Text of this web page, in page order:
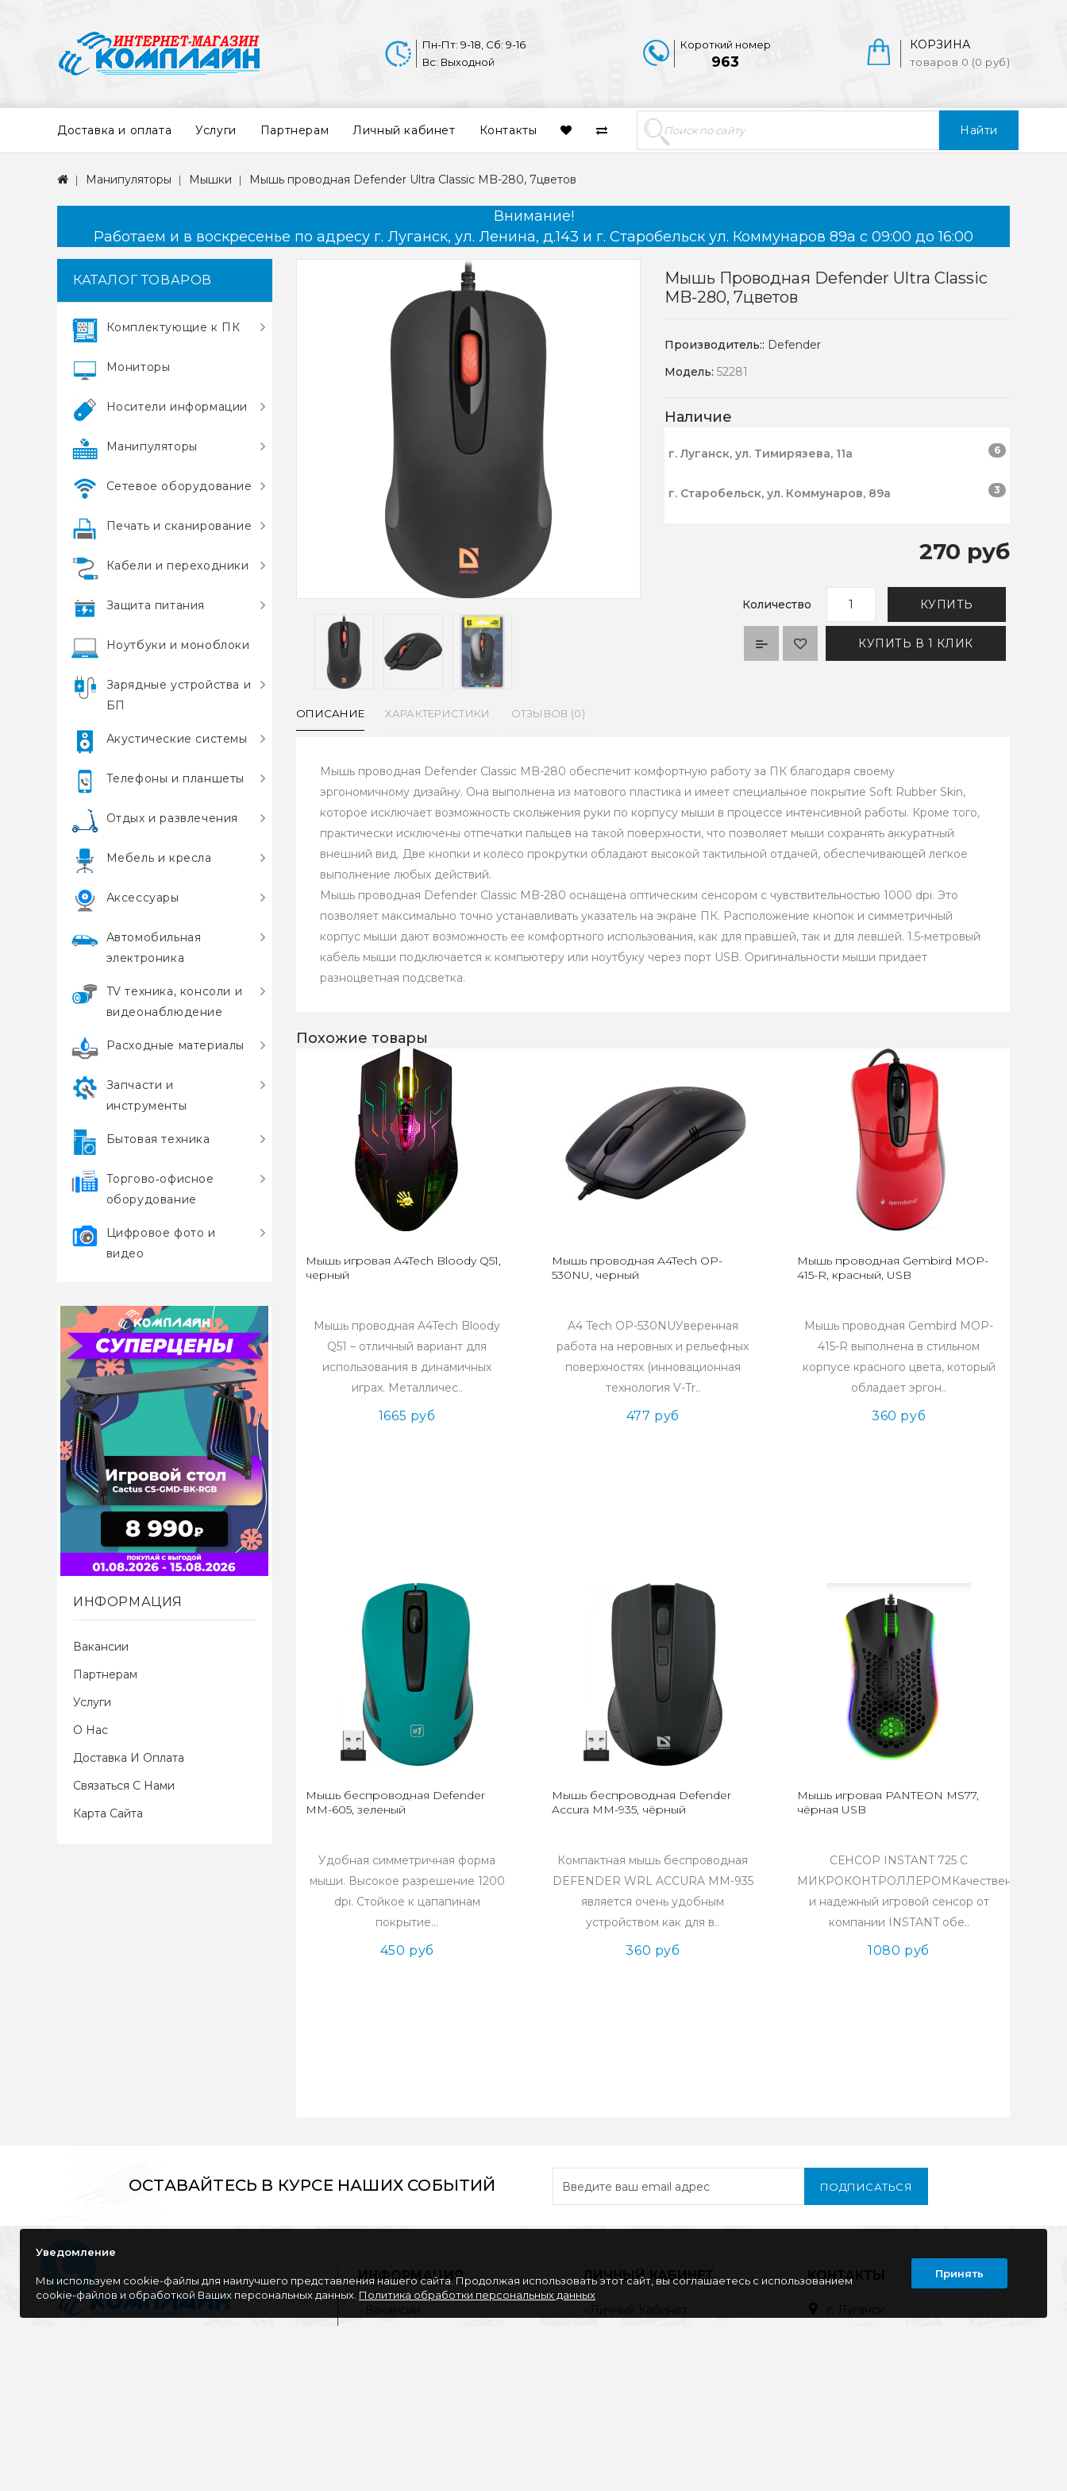
Найти
КОРЗИНА
товаров 0 (0 руб)
Короткий номер
963
Пн-Пт: 9-18, Сб: 9-16
Вс: Выходной
Доставка и оплата Услуги Партнерам Личный кабинет Контакты
Манипуляторы Мышки Мышь проводная Defender Ultra Classic MB-280, 7цветов
Внимание!
Работаем и в воскресенье по адресу г. Луганск, ул. Ленина, д.143 и г. Старобельск ул. Коммунаров 89а с 09:00 до 16:00
КАТАЛОГ ТОВАРОВ
Комплектующие к ПК
Мониторы
Носители информации
Манипуляторы
Сетевое оборудование
Печать и сканирование
Кабели и переходники
Защита питания
Ноутбуки и моноблоки
Зарядные устройства и
БП
Акустические системы
Телефоны и планшеты
Отдых и развлечения
Мебель и кресла
Аксессуары
Автомобильная
электроника
TV техника, консоли и
видеонаблюдение
Расходные материалы
Запчасти и
инструменты
Бытовая техника
Торгово‑офисное
оборудование
Цифровое фото и
видео
ИНФОРМАЦИЯ
Вакансии
Партнерам
Услуги
О Нас
Доставка И Оплата
Связаться С Нами
Карта Сайта
Мышь Проводная Defender Ultra Classic
MB-280, 7цветов
Производитель:: Defender
Модель:52281
Наличие
г. Луганск, ул. Тимирязева, 11а 6
г. Старобельск, ул. Коммунаров, 89а 3
270 руб
Количество КУПИТЬ
КУПИТЬ В 1 КЛИК
ОПИСАНИЕ ХАРАКТЕРИСТИКИ ОТЗЫВОВ (0)
Мышь проводная Defender Classic MB-280 обеспечит комфортную работу за ПК благодаря своему
эргономичному дизайну. Она выполнена из матового пластика и имеет специальное покрытие Soft Rubber Skin,
которое исключает возможность скольжения руки по корпусу мыши в процессе интенсивной работы. Кроме того,
практически исключены отпечатки пальцев на такой поверхности, что позволяет мыши сохранять аккуратный
внешний вид. Две кнопки и колесо прокрутки обладают высокой тактильной отдачей, обеспечивающей легкое
выполнение любых действий.
Мышь проводная Defender Classic MB-280 оснащена оптическим сенсором с чувствительностью 1000 dpi. Это
позволяет максимально точно устанавливать указатель на экране ПК. Расположение кнопок и симметричный
корпус мыши дают возможность ее комфортного использования, как для правшей, так и для левшей. 1.5-метровый
кабель мыши подключается к компьютеру или ноутбуку через порт USB. Оригинальности мыши придает
разноцветная подсветка.
Похожие товары
Мышь игровая A4Tech Bloody Q51,
черный
Мышь проводная A4Tech Bloody
Q51 – отличный вариант для
использования в динамичных
играх. Металличес..
1665 руб
Мышь проводная A4Tech OP-
530NU, черный
A4 Tech OP-530NUУверенная
работа на неровных и рельефных
поверхностях (инновационная
технология V-Tr..
477 руб
Мышь проводная Gembird MOP-
415-R, красный, USB
Мышь проводная Gembird MOP-
415-R выполнена в стильном
корпусе красного цвета, который
обладает эргон..
360 руб
Мышь беспроводная Defender
MM-605, зеленый
Удобная симметричная форма
мыши. Высокое разрешение 1200
dpi. Стойкое к цапапинам
покрытие...
450 руб
Мышь беспроводная Defender
Accura MM-935, чёрный
Компактная мышь беспроводная
DEFENDER WRL ACCURA MM-935
является очень удобным
устройством как для в..
360 руб
Мышь игровая PANTEON MS77,
чёрная USB
СЕНСОР INSTANT 725 С
МИКРОКОНТРОЛЛЕРОМКачественный
и надежный игровой сенсор от
компании INSTANT обе..
1080 руб
ОСТАВАЙТЕСЬ В КУРСЕ НАШИХ СОБЫТИЙ ПОДПИСАТЬСЯ
ИНФОРМАЦИЯ
Вакансии
ЛИЧНЫЙ КАБИНЕТ
Личный Кабинет
КОНТАКТЫ
г. Луганск
Уведомление
Мы используем cookie-файлы для наилучшего представления нашего сайта. Продолжая использовать этот сайт, вы соглашаетесь с использованием
cookie-файлов и обработкой Ваших персональных данных. Политика обработки персональных данных
Принять